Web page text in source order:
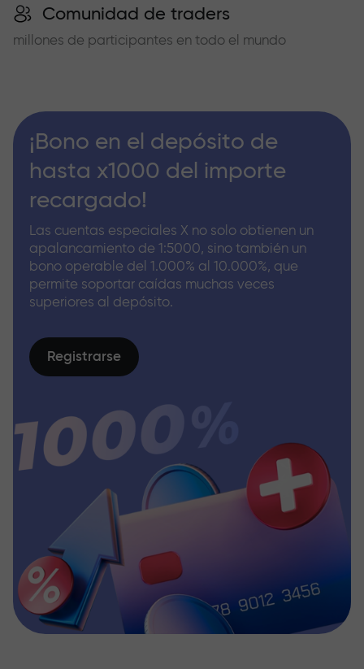
Comunidad de traders
millones de participantes en todo el mundo
¡Bono en el depósito de
hasta x1000 del importe
recargado!
Las cuentas especiales X no solo obtienen un
apalancamiento de 1:5000, sino también un
bono operable del 1.000% al 10.000%, que
permite soportar caídas muchas veces
superiores al depósito.
Registrarse